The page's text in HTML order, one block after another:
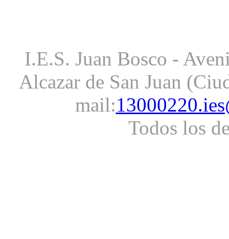
I.E.S. Juan Bosco -
Alcazar de San Juan
mail:
Todos los